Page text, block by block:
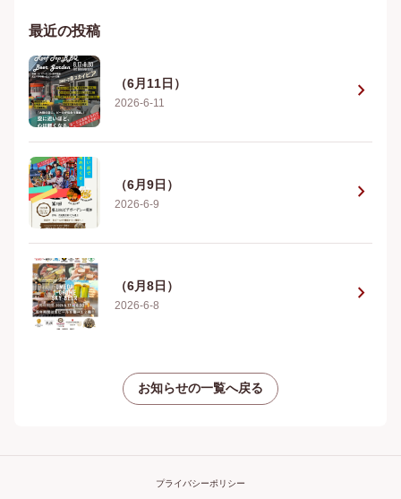
最近の投稿
（6月11日）
2026-6-11 chevron_right
（6月9日）
2026-6-9 chevron_right
（6月8日）
2026-6-8 chevron_right
お知らせの一覧へ戻る
プライバシーポリシー